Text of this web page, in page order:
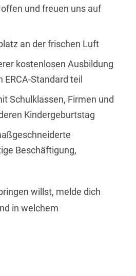
und freuen uns auf
an der frischen Luft
kostenlosen Ausbildung
Standard teil
Schulklassen, Firmen und
Kindergeburtstag
Beschäftigung,
willst, melde dich
in welchem